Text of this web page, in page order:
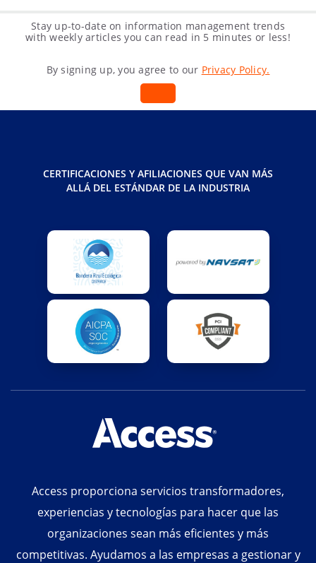
Stay up-to-date on information management trends
with weekly articles you can read in 5 minutes or less!
By signing up, you agree to our Privacy Policy.
CERTIFICACIONES Y AFILIACIONES QUE VAN MÁS
ALLÁ DEL ESTÁNDAR DE LA INDUSTRIA
Access proporciona servicios transformadores,
experiencias y tecnologías para hacer que las
organizaciones sean más eficientes y más
competitivas. Ayudamos a las empresas a gestionar y